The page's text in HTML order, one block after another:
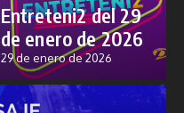
Entreteni2 del 29
de enero de 2026
29 de enero de 2026